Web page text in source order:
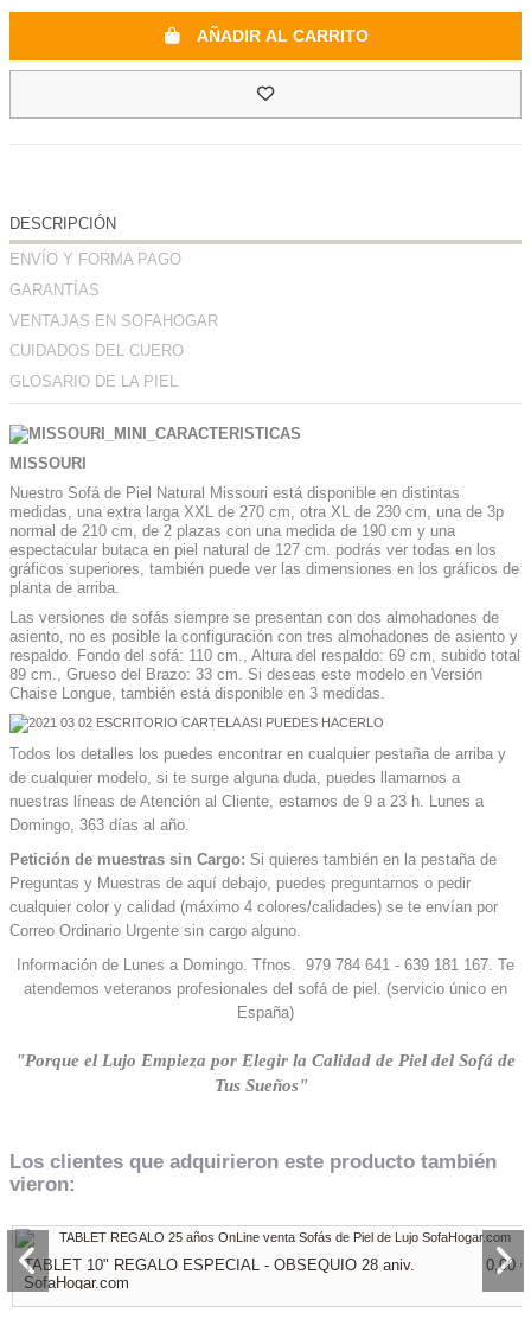
AÑADIR AL CARRITO
DESCRIPCIÓN
ENVÍO Y FORMA PAGO
GARANTÍAS
VENTAJAS EN SOFAHOGAR
CUIDADOS DEL CUERO
GLOSARIO DE LA PIEL
MISSOURI
Nuestro Sofá de Piel Natural Missouri está disponible en distintas
medidas, una extra larga XXL de 270 cm, otra XL de 230 cm, una de 3p
normal de 210 cm, de 2 plazas con una medida de 190 cm y una
espectacular butaca en piel natural de 127 cm. podrás ver todas en los
gráficos superiores, también puede ver las dimensiones en los gráficos de
planta de arriba.
Las versiones de sofás siempre se presentan con dos almohadones de
asiento, no es posible la configuración con tres almohadones de asiento y
respaldo. Fondo del sofá: 110 cm., Altura del respaldo: 69 cm, subido total
89 cm., Grueso del Brazo: 33 cm. Si deseas este modelo en Versión
Chaise Longue, también está disponible en 3 medidas.
Todos los detalles los puedes encontrar en cualquier pestaña de arriba y
de cualquier modelo, si te surge alguna duda, puedes llamarnos a
nuestras líneas de Atención al Cliente, estamos de 9 a 23 h. Lunes a
Domingo, 363 días al año.
Petición de muestras sin Cargo: Si quieres también en la pestaña de
Preguntas y Muestras de aquí debajo, puedes preguntarnos o pedir
cualquier color y calidad (máximo 4 colores/calidades) se te envían por
Correo Ordinario Urgente sin cargo alguno.
Información de Lunes a Domingo. Tfnos. 979 784 641 - 639 181 167. Te
atendemos veteranos profesionales del sofá de piel. (servicio único en
España)
"Porque el Lujo Empieza por Elegir la Calidad de Piel del Sofá de
Tus Sueños"
Los clientes que adquirieron este producto también
vieron:
TABLET 10" REGALO ESPECIAL - OBSEQUIO 28 aniv.
SofaHogar.com
0,00 €